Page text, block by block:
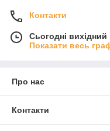
Контакти
Сьогодні вихідний
Показати весь
Про нас
Контакти